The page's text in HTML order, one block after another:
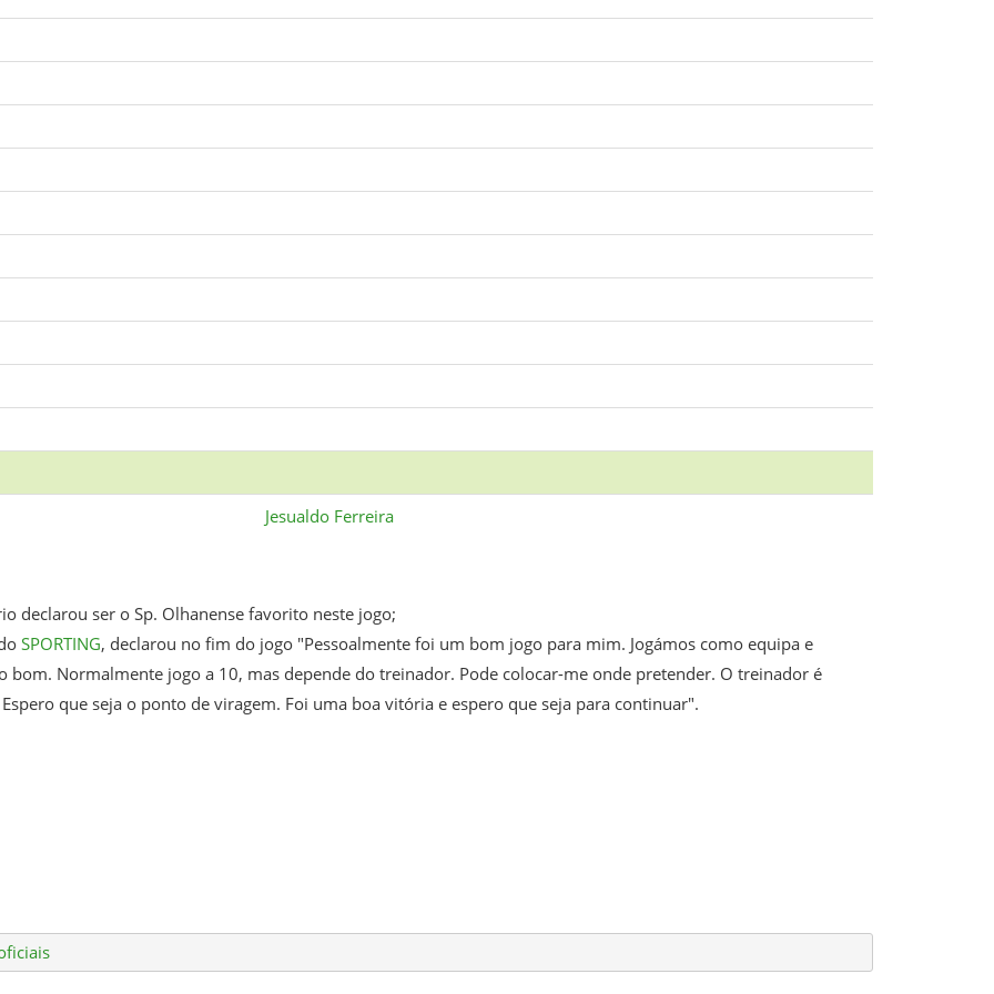
Jesualdo Ferreira
declarou ser o Sp. Olhanense favorito neste jogo;
SPORTING, declarou no fim do jogo "Pessoalmente foi um bom jogo para mim. Jogámos como equipa e
Normalmente jogo a 10, mas depende do treinador. Pode colocar-me onde pretender. O treinador é
que seja o ponto de viragem. Foi uma boa vitória e espero que seja para continuar".